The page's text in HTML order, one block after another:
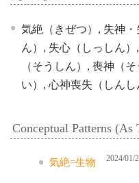
気絶（きぜつ）, 失神
ん）, 失心（しっしん
（そうしん）, 喪神（
い）, 心神喪失（しんし
Conceptual Patterns (As
気絶=生物 2024/01/